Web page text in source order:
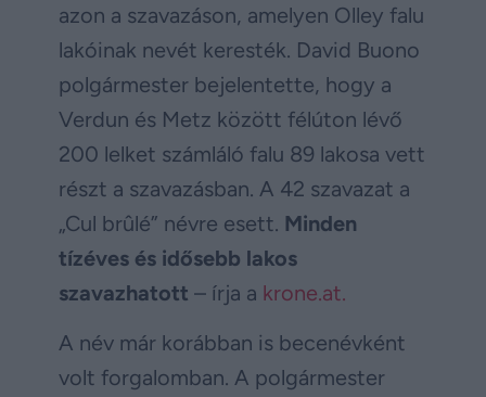
azon a szavazáson, amelyen Olley falu
lakóinak nevét keresték. David Buono
polgármester bejelentette, hogy a
Verdun és Metz között félúton lévő
200 lelket számláló falu 89 lakosa vett
részt a szavazásban. A 42 szavazat a
„Cul brûlé” névre esett. Minden
tízéves és idősebb lakos
szavazhatott – írja a krone.at.
A név már korábban is becenévként
volt forgalomban. A polgármester